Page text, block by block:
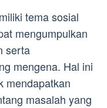
tema sosial
mengumpulkan
serta
mengena. Hal ini
mendapatkan
masalah yang